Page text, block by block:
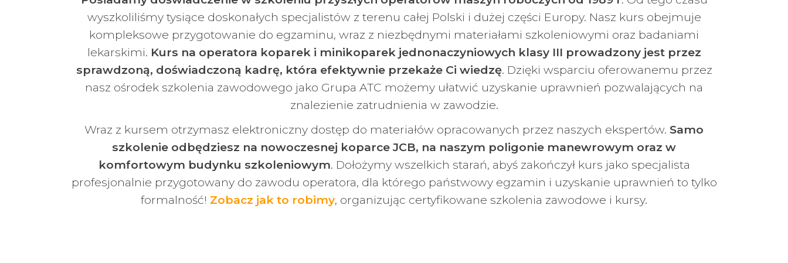
wyszkoliliśmy tysiące doskonałych specjalistów z terenu całej Polski i dużej części Europy. Nasz kurs obejmuje
kompleksowe przygotowanie do egzaminu, wraz z niezbędnymi materiałami szkoleniowymi oraz badaniami
lekarskimi. Kurs na operatora koparek i minikoparek jednonaczyniowych klasy III prowadzony jest przez
sprawdzoną, doświadczoną kadrę, która efektywnie przekaże Ci wiedzę. Dzięki wsparciu oferowanemu przez
nasz ośrodek szkolenia zawodowego jako Grupa ATC możemy ułatwić uzyskanie uprawnień pozwalających na
znalezienie zatrudnienia w zawodzie.
Wraz z kursem otrzymasz elektroniczny dostęp do materiałów opracowanych przez naszych ekspertów. Samo
szkolenie odbędziesz na nowoczesnej koparce JCB, na naszym poligonie manewrowym oraz w
komfortowym budynku szkoleniowym. Dołożymy wszelkich starań, abyś zakończył kurs jako specjalista
profesjonalnie przygotowany do zawodu operatora, dla którego państwowy egzamin i uzyskanie uprawnień to tylko
formalność! Zobacz jak to robimy, organizując certyfikowane szkolenia zawodowe i kursy.